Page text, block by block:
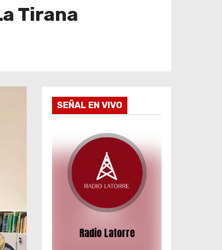
Tirana
SEÑAL EN VIVO